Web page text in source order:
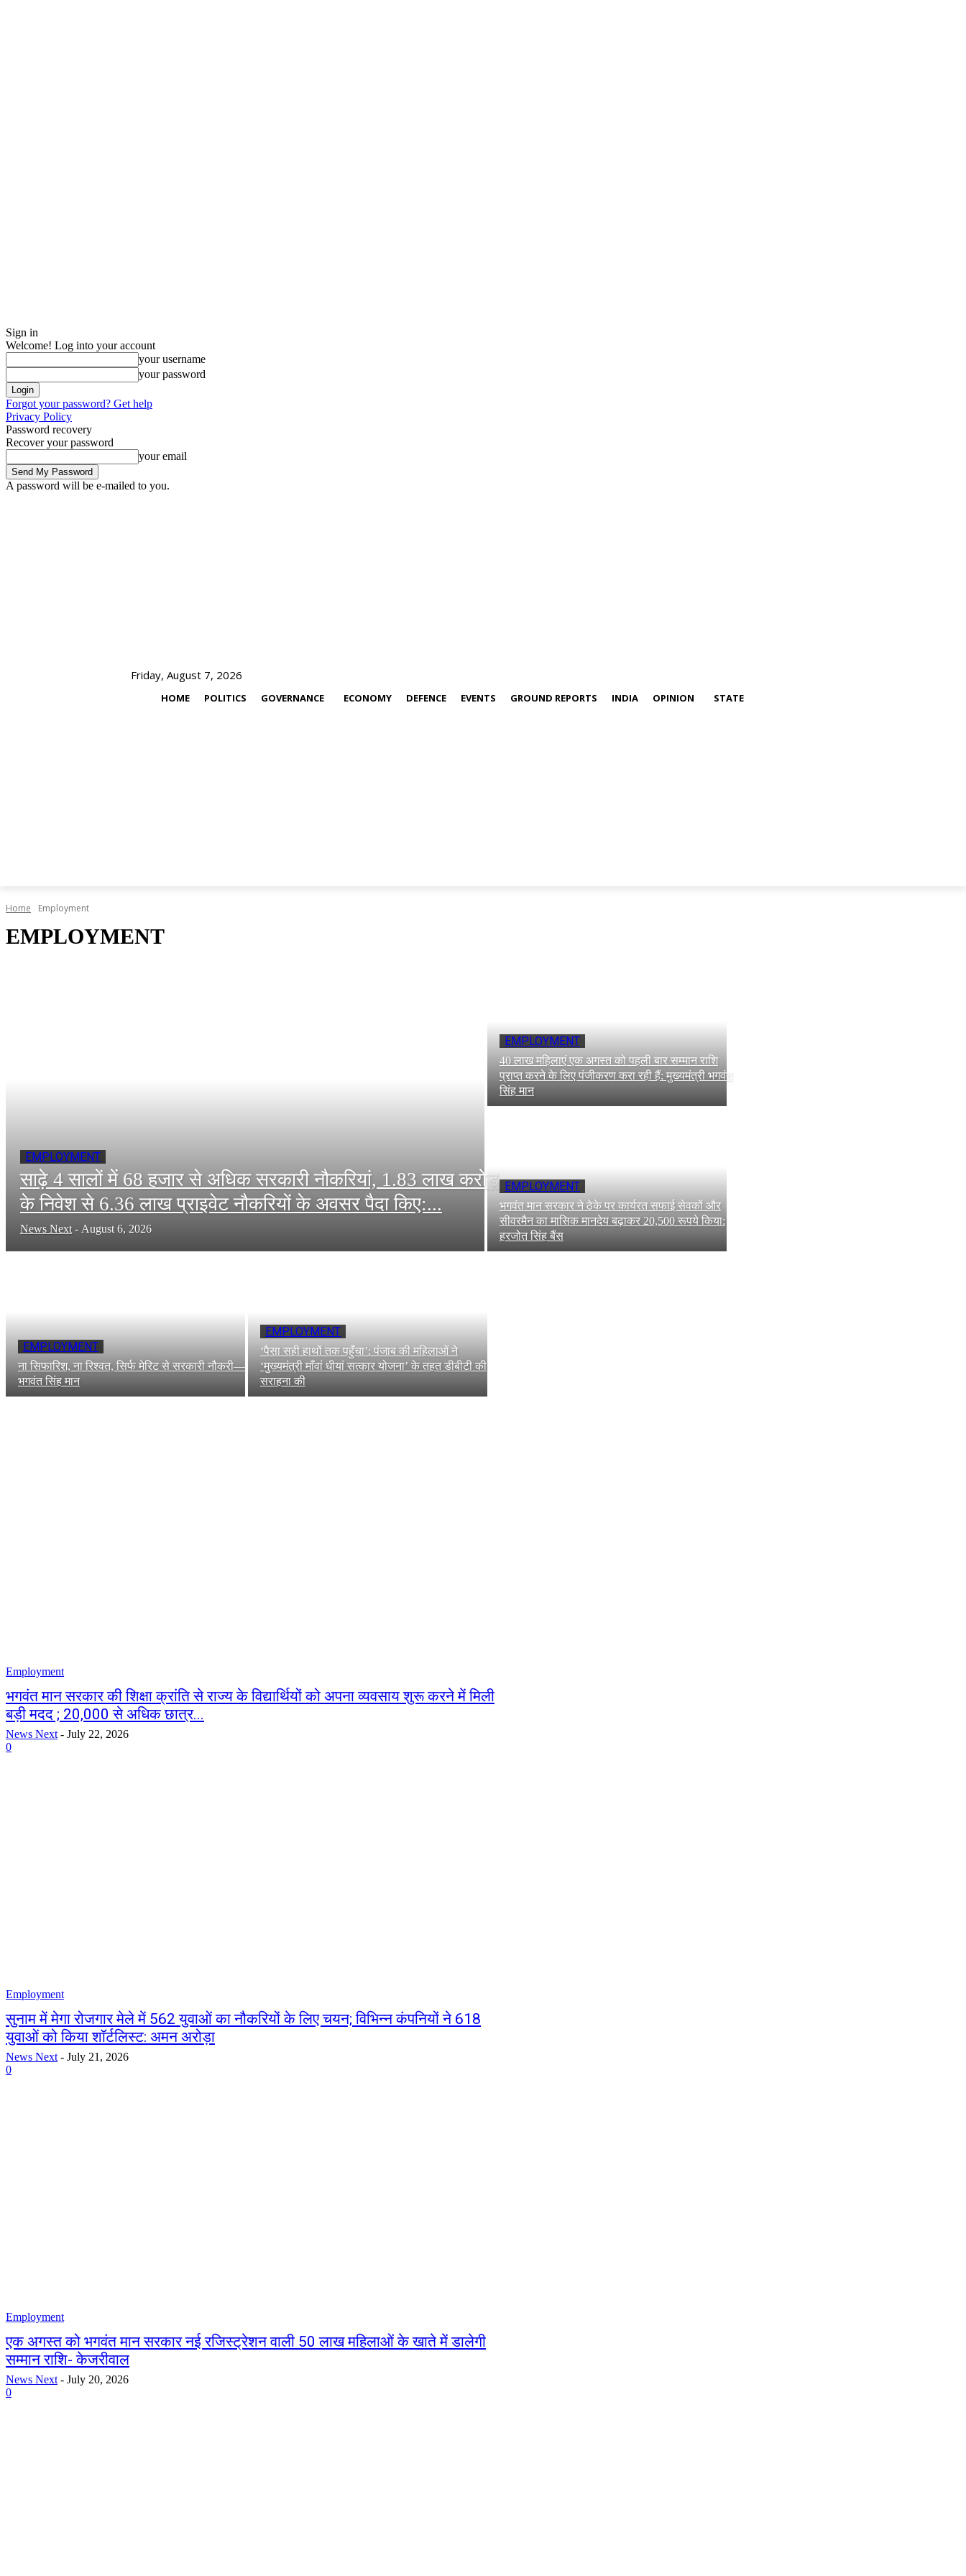
Sign in
Welcome! Log into your account
your username
your password
Forgot your password? Get help
Privacy Policy
Password recovery
Recover your password
your email
A password will be e-mailed to you.
Friday, August 7, 2026
HOME POLITICS GOVERNANCE ECONOMY DEFENCE EVENTS GROUND REPORTS INDIA OPINION STATE
Home Employment
EMPLOYMENT
EMPLOYMENT
साढ़े 4 सालों में 68 हजार से अधिक सरकारी नौकरियां, 1.83 लाख करोड़
के निवेश से 6.36 लाख प्राइवेट नौकरियों के अवसर पैदा किए:...
News Next - August 6, 2026
EMPLOYMENT
40 लाख महिलाएं एक अगस्त को पहली बार सम्मान राशि
प्राप्त करने के लिए पंजीकरण करा रही हैं: मुख्यमंत्री भगवंत
सिंह मान
EMPLOYMENT
भगवंत मान सरकार ने ठेके पर कार्यरत सफाई सेवकों और
सीवरमैन का मासिक मानदेय बढ़ाकर 20,500 रूपये किया:
हरजोत सिंह बैंस
EMPLOYMENT
ना सिफारिश, ना रिश्वत, सिर्फ मेरिट से सरकारी नौकरी—
भगवंत सिंह मान
EMPLOYMENT
‘पैसा सही हाथों तक पहुँचा’: पंजाब की महिलाओं ने
‘मुख्यमंत्री माँवां धीयां सत्कार योजना’ के तहत डीबीटी की
सराहना की
Employment
भगवंत मान सरकार की शिक्षा क्रांति से राज्य के विद्यार्थियों को अपना व्यवसाय शुरू करने में मिली
बड़ी मदद ; 20,000 से अधिक छात्र...
News Next - July 22, 2026
0
Employment
सुनाम में मेगा रोजगार मेले में 562 युवाओं का नौकरियों के लिए चयन; विभिन्न कंपनियों ने 618
युवाओं को किया शॉर्टलिस्ट: अमन अरोड़ा
News Next - July 21, 2026
0
Employment
एक अगस्त को भगवंत मान सरकार नई रजिस्ट्रेशन वाली 50 लाख महिलाओं के खाते में डालेगी
सम्मान राशि- केजरीवाल
News Next - July 20, 2026
0